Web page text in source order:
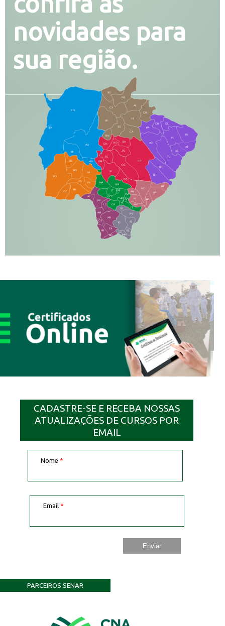
novidades para
sua região.
CO
AQ
MI
AN
CX
RI
AL
CR
FI
SG
BA
CA
PA
CH CL
PB
SE
TL
AG
BR
SR
BT
AR
RP
RO
JG
CG
SI
NA
TA
NH
JT
RB
MA
IT
DR
DO
CP
JU
NV
IQ
EL
BD
BO
NI
JD
PO
BV
CC
PP
AJ
LC
AM
AB
JP
DB
TE
CS
PR
TA
SQ
IG
MN
IN
NO
BP
RN
CN
GL
AN
IV
FS
VC
GD
DE
AT
PG
SO
LA
CADASTRE-SE E RECEBA NOSSAS
ATUALIZAÇÕES DE CURSOS POR
EMAIL
Nome *
Email *
PARCEIROS SENAR